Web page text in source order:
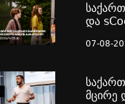
და
07-08-
მცირე